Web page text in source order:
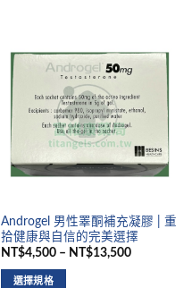
Androgel 男性睪酮補充凝膠 | 重
拾健康與自信的完美選擇
NT$4,500 – NT$13,500
選擇規格